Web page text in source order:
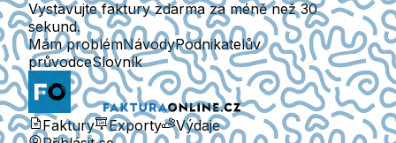
Vystavujte faktury zdarma za méně než 30
sekund.
Mám problémNávodyPodnikatelův
průvodceSlovník
Faktury Exporty
Výdaje